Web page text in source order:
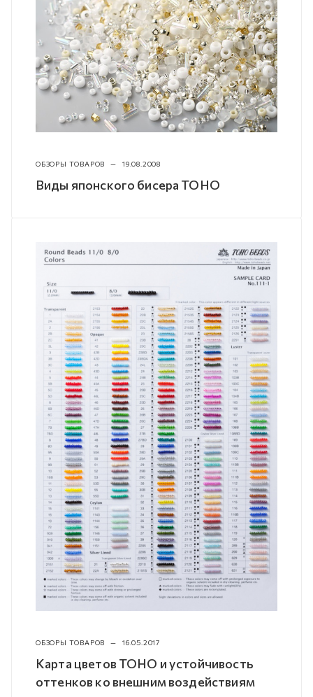
ОБЗОРЫ ТОВАРОВ — 19.08.2008
Виды японского бисера TOHO
ОБЗОРЫ ТОВАРОВ — 16.05.2017
Карта цветов TOHO и устойчивость
оттенков ко внешним воздействиям